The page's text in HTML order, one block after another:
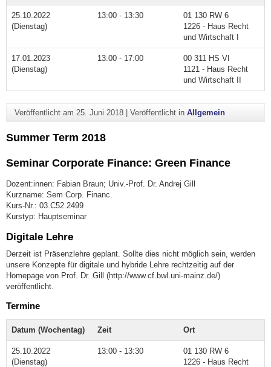
25.10.2022
(Dienstag)
13:00 - 13:30
01 130 RW 6
1226 - Haus Recht
und Wirtschaft I
17.01.2023
(Dienstag)
13:00 - 17:00
00 311 HS VI
1121 - Haus Recht
und Wirtschaft II
Veröffentlicht am 25. Juni 2018| Veröffentlicht in Allgemein
Summer Term 2018
Seminar Corporate Finance: Green Finance
Dozent:innen: Fabian Braun; Univ.-Prof. Dr. Andrej Gill
Kurzname: Sem Corp. Financ.
Kurs-Nr.: 03.C52.2499
Kurstyp: Hauptseminar
Digitale Lehre
Derzeit ist Präsenzlehre geplant. Sollte dies nicht möglich sein, werden
unsere Konzepte für digitale und hybride Lehre rechtzeitig auf der
Homepage von Prof. Dr. Gill (http://www.cf.bwl.uni-mainz.de/)
veröffentlicht.
Termine
Datum (Wochentag) Zeit Ort
25.10.2022
(Dienstag)
13:00 - 13:30
01 130 RW 6
1226 - Haus Recht